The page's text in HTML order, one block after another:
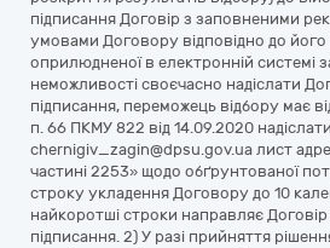
підписання Договір з заповненими
умовами Договору відповідно до його
оприлюдненої в електронній системі
неможливості своєчасно надіслати
підписання, переможець відбору має
п. 66 ПКМУ 822 від 14.09.2020
chernigiv_zagin@dpsu.gov.ua лист
частині 2253» щодо обґрунтованої
строку укладення Договору до 10
найкоротші строки направляє Договір
підписання. 2) У разі прийняття